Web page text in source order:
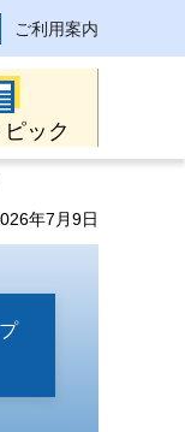
ご利用案内
ック
年7月9日